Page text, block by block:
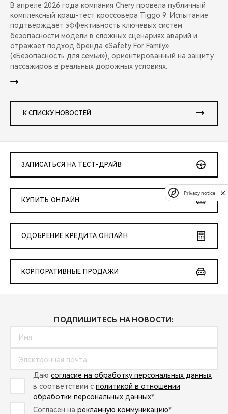
В апреле 2026 года компания Chery провела публичный
комплексный краш-тест кроссовера Tiggo 9. Испытание
подтверждает эффективность ключевых систем
безопасности модели в сложных сценариях аварий и
отражает подход бренда «Safety For Family»
(«Безопасность для семьи»), ориентированный на защиту
пассажиров в реальных дорожных условиях.
К СПИСКУ НОВОСТЕЙ
ЗАПИСАТЬСЯ НА ТЕСТ-ДРАЙВ
КУПИТЬ ОНЛАЙН
ОДОБРЕНИЕ КРЕДИТА ОНЛАЙН
КОРПОРАТИВНЫЕ ПРОДАЖИ
ПОДПИШИТЕСЬ НА НОВОСТИ:
Даю согласие на обработку персональных данных
в соответствии с политикой в отношении
обработки персональных данных*
Согласен на рекламную коммуникацию*
Privacy notice